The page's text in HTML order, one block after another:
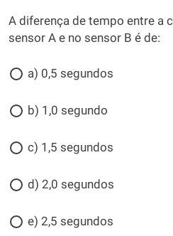
A diferença de tempo entre a
sensor A e no sensor B é de:
a) 0,5 segundos
b) 1,0 segundo
c) 1,5 segundos
d) 2,0 segundos
e) 2,5 segundos